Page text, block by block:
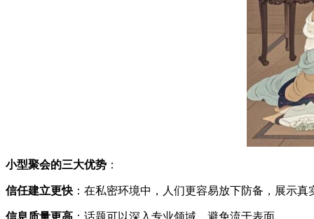
小型聚会的三大优势 ：
信任建立更快 ：在私密环境中，人们更容易放下防备，展示真